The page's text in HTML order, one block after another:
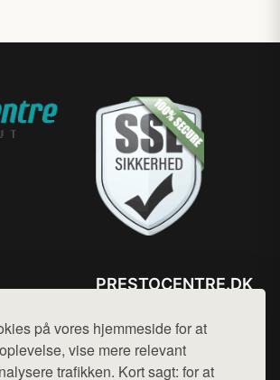
på vores hjemmeside for at
vise mere relevant
trafikken. Kort sagt: for at
PRESTOCENTRE.DK
Mail: hej@want.dk